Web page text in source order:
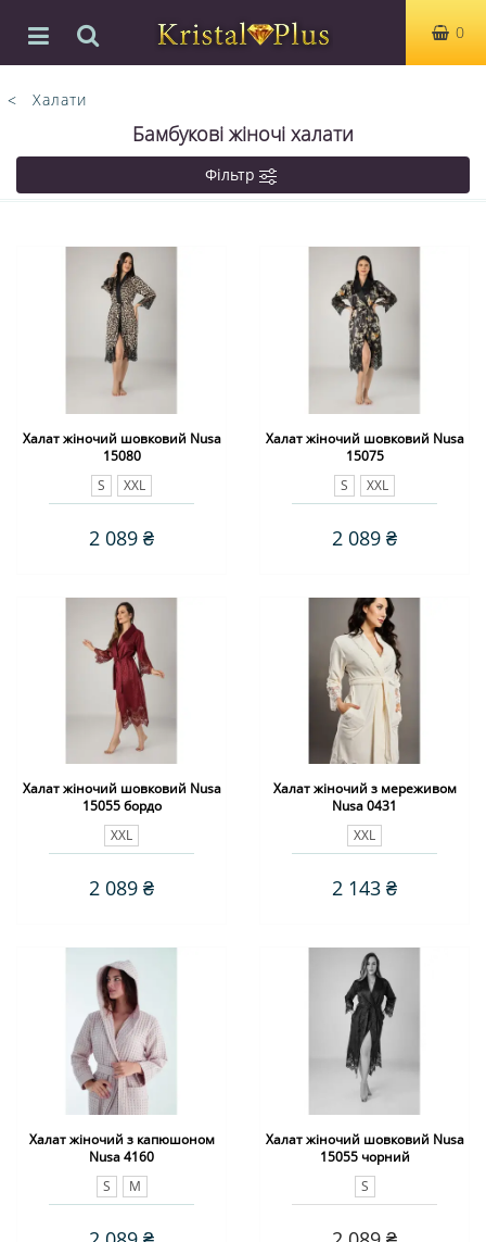
0
Халати
Бамбукові жіночі халати
Фільтр
Халат жіночий шовковий Nusa
15080
S
XXL
2 089 ₴
Халат жіночий шовковий Nusa
15075
S
XXL
2 089 ₴
Халат жіночий шовковий Nusa
15055 бордо
XXL
2 089 ₴
Халат жіночий з мереживом
Nusa 0431
XXL
2 143 ₴
Халат жіночий з капюшоном
Nusa 4160
S
M
Халат жіночий шовковий Nusa
15055 чорний
S